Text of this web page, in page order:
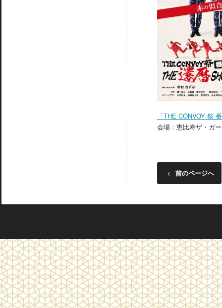
「THE CONVOY 祭
会場：恵比寿ザ・ガ
前のページへ